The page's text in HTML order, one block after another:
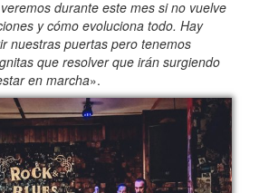
durante este mes si no vuelve
y cómo evoluciona todo. Hay
nuestras puertas pero tenemos
que resolver que irán surgiendo
en marcha».